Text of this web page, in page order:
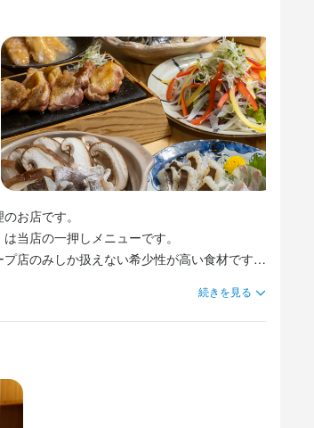
お店です。
当店の一押しメニューです。
店のみしか扱えない希少性が高い食材です。
す。
プを目指すチャンスです。
続きを見る
ト管理など
鶏、和牛などを取り扱っています。
ることができます。
付、レジ対応など
ト管理など
す」
リッツの知識
地鶏、和牛などを取り扱っています。
ることができます。
付けなど、ホール業務全般をお任せしま
しますので、初めての方でも大丈夫です。
理の配膳を覚えていきましょう。
きますよ！